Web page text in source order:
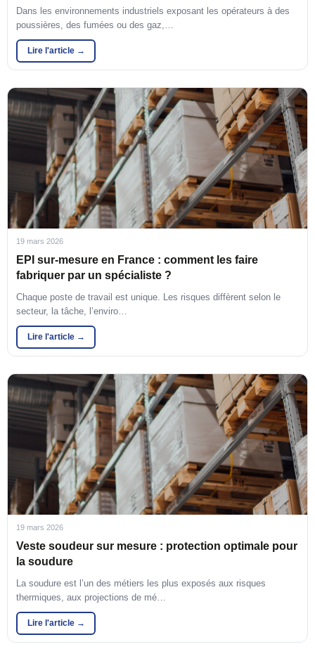
Dans les environnements industriels exposant les opérateurs à des
poussières, des fumées ou des gaz,…
Lire l'article →
19 mars 2026
EPI sur-mesure en France : comment les faire
fabriquer par un spécialiste ?
Chaque poste de travail est unique. Les risques diffèrent selon le
secteur, la tâche, l’enviro…
Lire l'article →
19 mars 2026
Veste soudeur sur mesure : protection optimale pour
la soudure
La soudure est l’un des métiers les plus exposés aux risques
thermiques, aux projections de mé…
Lire l'article →